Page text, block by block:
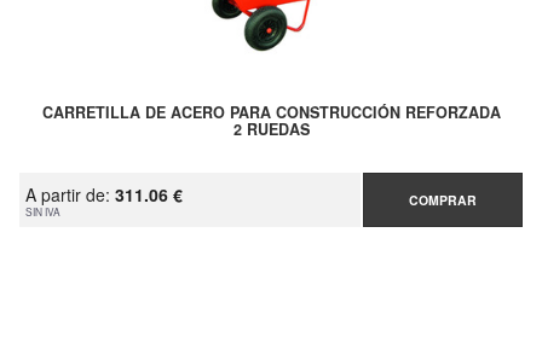
CARRETILLA DE ACERO PARA CONSTRUCCIÓN REFORZADA
2 RUEDAS
A partir de: 311.06 €
SIN IVA
COMPRAR